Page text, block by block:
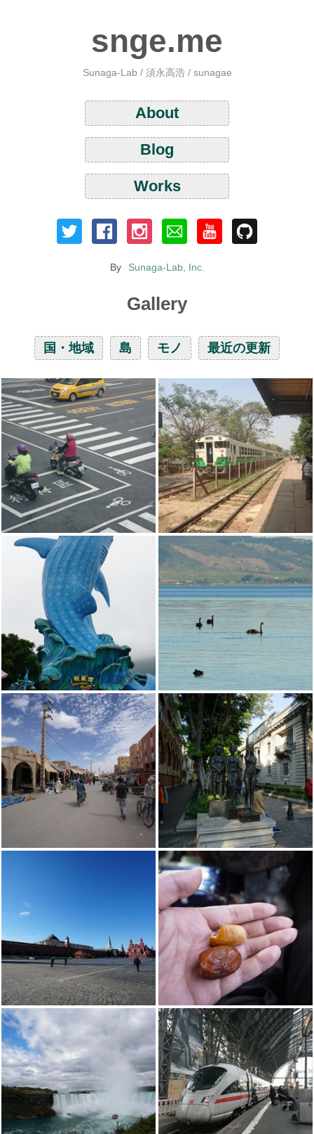
snge.me
Sunaga-Lab / 須永高浩 / sunagae
About
Blog
Works
By Sunaga-Lab, Inc.
Gallery
国・地域 島 モノ 最近の更新